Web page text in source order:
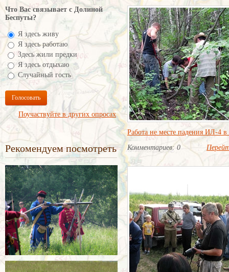
Что Вас связывает с Долиной
Беспуты?
Я здесь живу
Я здесь работаю
Здесь жили предки
Я здесь отдыхаю
Случайный гость
Голосовать
Поучаствуйте в других опросах
Рекомендуем посмотреть
Работа не месте падения ИЛ-4 в
Комментариев: 0